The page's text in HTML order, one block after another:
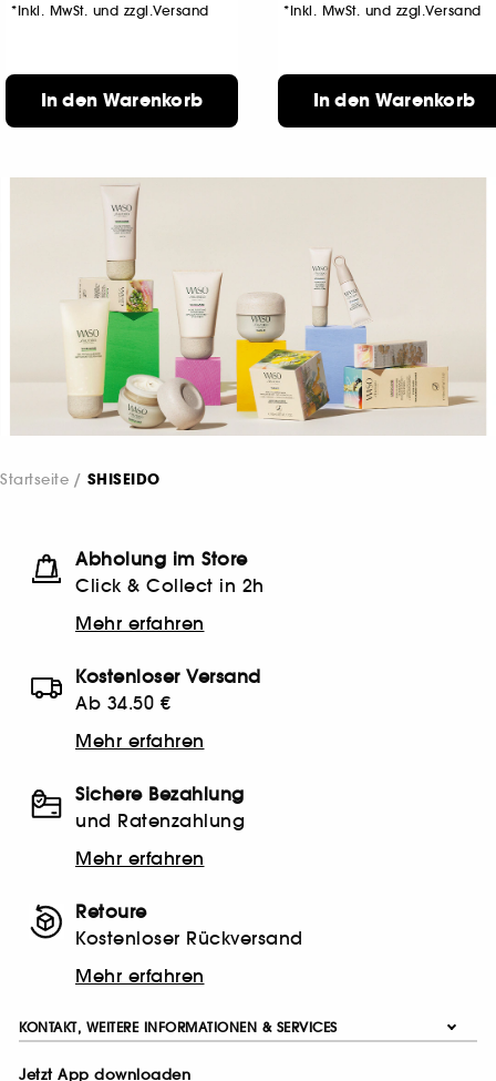
*Inkl. MwSt. und zzgl.Versand
In den Warenkorb
*Inkl. MwSt. und zzgl.Versand
In den Warenkorb
Startseite SHISEIDO
Abholung im Store
Click & Collect in 2h
Mehr erfahren
Kostenloser Versand
Ab 34.50 €
Mehr erfahren
Sichere Bezahlung
und Ratenzahlung
Mehr erfahren
Retoure
Kostenloser Rückversand
Mehr erfahren
KONTAKT, WEITERE INFORMATIONEN & SERVICES
Jetzt App downloaden